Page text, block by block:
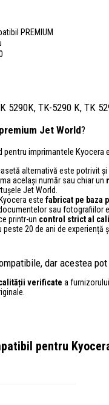
PREMIUM
5290K, TK-5290 K, TK
Jet World?
imprimantele Kyocera
alternativă este potrivit
același număr sau chiar un
Jet World.
este fabricat pe baza
sau fotografiilor
printr-un control strict al
peste 20 de ani de experiență
dar acestea
verificate a
pentru